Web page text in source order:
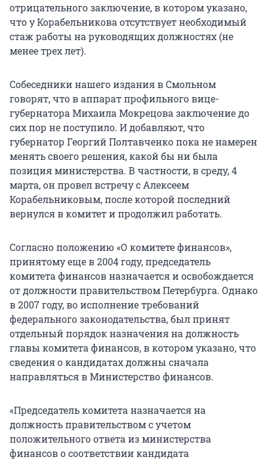
отрицательного заключение, в котором указано,
что у Корабельникова отсутствует необходимый
стаж работы на руководящих должностях (не
менее трех лет).
Собеседники нашего издания в Смольном
говорят, что в аппарат профильного вице-
губернатора Михаила Мокрецова заключение до
сих пор не поступило. И добавляют, что
губернатор Георгий Полтавченко пока не намерен
менять своего решения, какой бы ни была
позиция министерства. В частности, в среду, 4
марта, он провел встречу с Алексеем
Корабельниковым, после которой последний
вернулся в комитет и продолжил работать.
Согласно положению «О комитете финансов»,
принятому еще в 2004 году, председатель
комитета финансов назначается и освобождается
от должности правительством Петербурга. Однако
в 2007 году, во исполнение требований
федерального законодательства, был принят
отдельный порядок назначения на должность
главы комитета финансов, в котором указано, что
сведения о кандидатах должны сначала
направляться в Министерство финансов.
«Председатель комитета назначается на
должность правительством с учетом
положительного ответа из министерства
финансов о соответствии кандидата